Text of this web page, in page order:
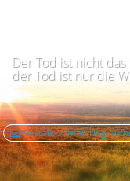
Der Tod ist nicht
der Tod ist nur die
Kontakt zum Verlag